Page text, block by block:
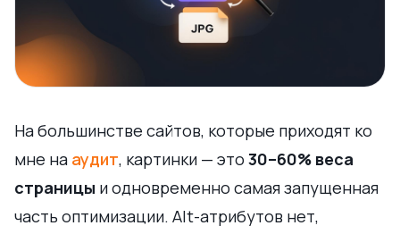
На большинстве сайтов, которые приходят ко
мне на аудит, картинки — это 30–60% веса
страницы и одновременно самая запущенная
часть оптимизации. Alt-атрибутов нет,